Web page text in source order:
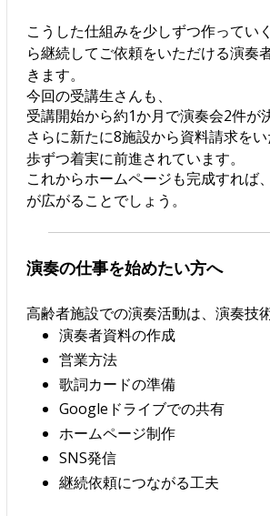
こうした仕組みを少しずつ作ってい
ら継続してご依頼をいただける演奏
きます。
今回の受講生さんも、
受講開始から約1か月で演奏会2件が
さらに新たに8施設から資料請求を
歩ずつ着実に前進されています。
これからホームページも完成すれば
が広がることでしょう。
演奏の仕事を始めたい方へ
高齢者施設での演奏活動は、演奏技
演奏者資料の作成
営業方法
歌詞カードの準備
Googleドライブでの共有
ホームページ制作
SNS発信
継続依頼につながる工夫